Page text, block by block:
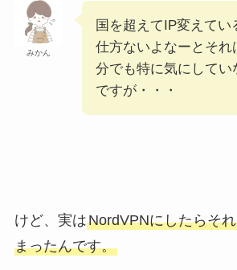
みかん
国を超えてIP変えてい
仕方ないよなーとそれ
分でも特に気にしてい
ですが・・・
けど、実はNordVPNにしたらそ
まったんです。